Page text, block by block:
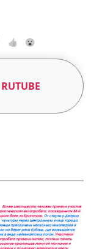
👍 😮
RUTUBE